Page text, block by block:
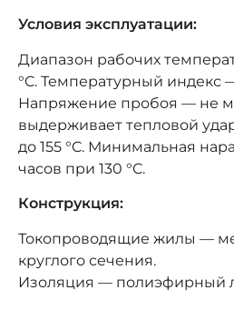
Условия эксплуатации:
Диапазон рабочих
°C. Температурный индекс
Напряжение пробоя — не
выдерживает тепловой
до 155 °C. Минимальная
часов при 130 °C.
Конструкция:
Токопроводящие жилы —
круглого сечения.
Изоляция — полиэфирный